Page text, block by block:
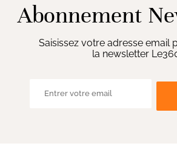
Abonnement
Saisissez votre adresse email
la newsletter